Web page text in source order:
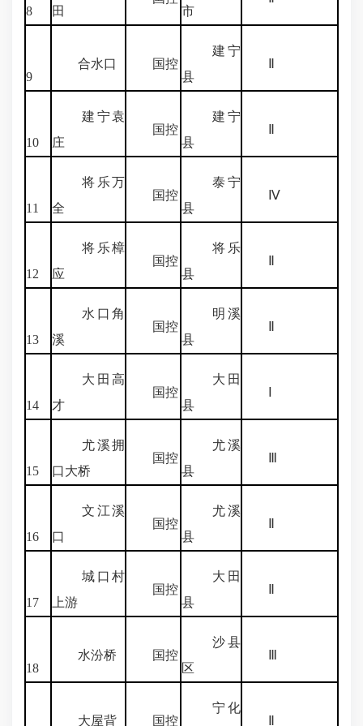
8
田
市
9
合水口 国控
建宁
县
10
建宁袁
庄
国控
建宁
县
11
将乐万
全
国控
泰宁
县
Ⅳ
12
将乐樟
应
国控
将乐
县
13
水口角
溪
国控
明溪
县
14
大田高
才
国控
大田
县
15
尤溪拥
口大桥
国控
尤溪
县
16
文江溪
口
国控
尤溪
县
17
城口村
上游
国控
大田
县
18
水汾桥 国控
沙县
区
大屋背 国控
宁化